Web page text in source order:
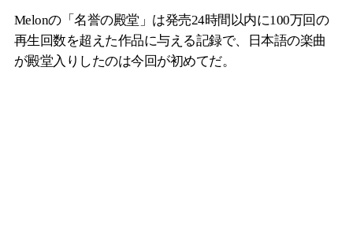
Melonの「名誉の殿堂」は発売24時間以内に100万回の
再生回数を超えた作品に与える記録で、日本語の楽曲
が殿堂入りしたのは今回が初めてだ。